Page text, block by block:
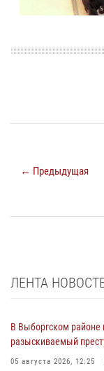
← Предыдущая
ЛЕНТА
В Выборгском районе
разыскиваемый
05 августа 2026, 12:25